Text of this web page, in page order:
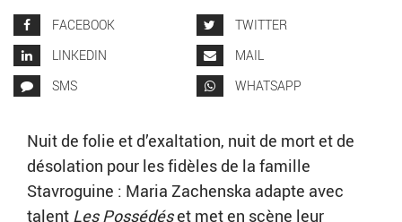
FACEBOOK
TWITTER
LINKEDIN
MAIL
SMS
WHATSAPP
Nuit de folie et d’exaltation, nuit de mort et de
désolation pour les fidèles de la famille
Stavroguine : Maria Zachenska adapte avec
talent Les Possédéset met en scène leur